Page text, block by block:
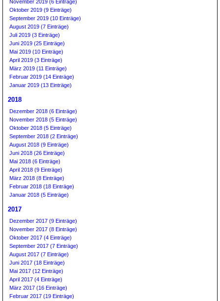
November 2019 (6 Einträge)
Oktober 2019 (9 Einträge)
September 2019 (10 Einträge)
August 2019 (7 Einträge)
Juli 2019 (3 Einträge)
Juni 2019 (25 Einträge)
Mai 2019 (10 Einträge)
April 2019 (3 Einträge)
März 2019 (11 Einträge)
Februar 2019 (14 Einträge)
Januar 2019 (13 Einträge)
2018
Dezember 2018 (6 Einträge)
November 2018 (5 Einträge)
Oktober 2018 (5 Einträge)
September 2018 (2 Einträge)
August 2018 (9 Einträge)
Juni 2018 (26 Einträge)
Mai 2018 (6 Einträge)
April 2018 (9 Einträge)
März 2018 (8 Einträge)
Februar 2018 (18 Einträge)
Januar 2018 (5 Einträge)
2017
Dezember 2017 (9 Einträge)
November 2017 (8 Einträge)
Oktober 2017 (4 Einträge)
September 2017 (7 Einträge)
August 2017 (7 Einträge)
Juni 2017 (18 Einträge)
Mai 2017 (12 Einträge)
April 2017 (4 Einträge)
März 2017 (16 Einträge)
Februar 2017 (19 Einträge)